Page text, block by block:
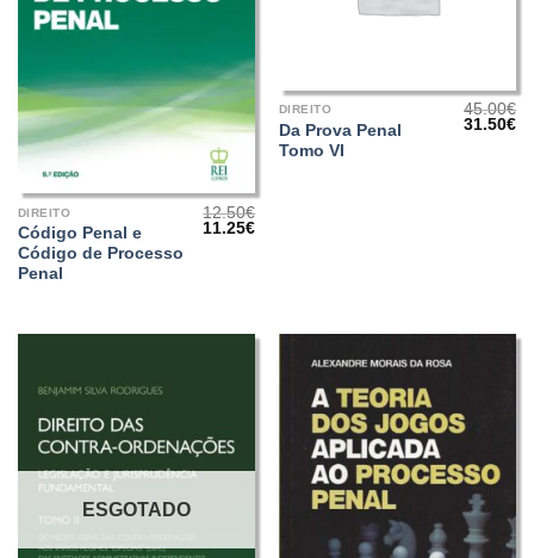
DIREITO
Código Penal e
Código de Processo
Penal
12.50€
O
11.25€O
DIREITO
Da Prova Penal
Tomo VI
45.00€
O
31.50€O
ESGOTADO